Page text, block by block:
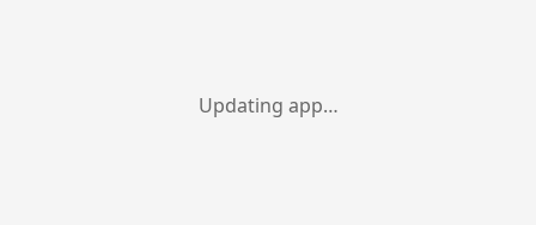
Updating app…